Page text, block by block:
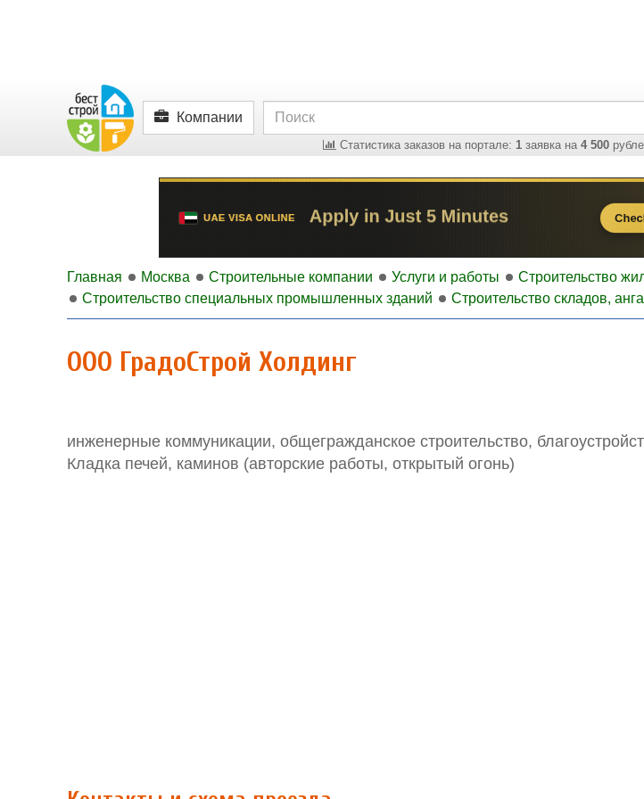
Компании
Статистика заказов на портале: 1 заявка на 4 500
Главная Москва Строительные компании Услуги и работы
Строительство
Строительство специальных промышленных зданий
Строительство складов,
ООО ГрадоСтрой Холдинг
инженерные коммуникации, общегражданское строительство,
Кладка печей, каминов (авторские работы, открытый огонь)